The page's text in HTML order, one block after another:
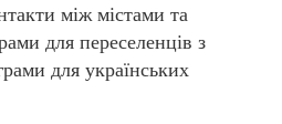
між містами та
для переселенців з
для українських